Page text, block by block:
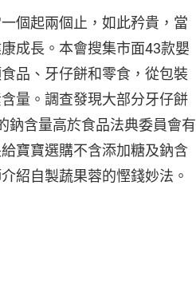
個起兩個止，如此矜貴，當
成長。本會搜集市面43款嬰
品、牙仔餅和零食，從包裝
量。調查發現大部分牙仔餅
鈉含量高於食品法典委員會有
寶寶選購不含添加糖及鈉含
紹自製蔬果蓉的慳錢妙法。